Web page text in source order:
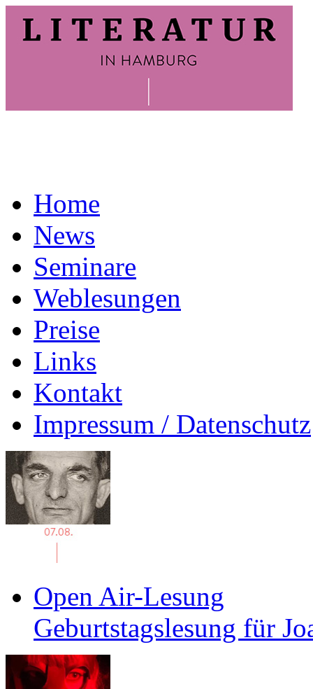
Home
News
Seminare
Weblesungen
Preise
Links
Kontakt
Impressum / Datenschutz
Open Air-Lesung
Geburtstagslesung für